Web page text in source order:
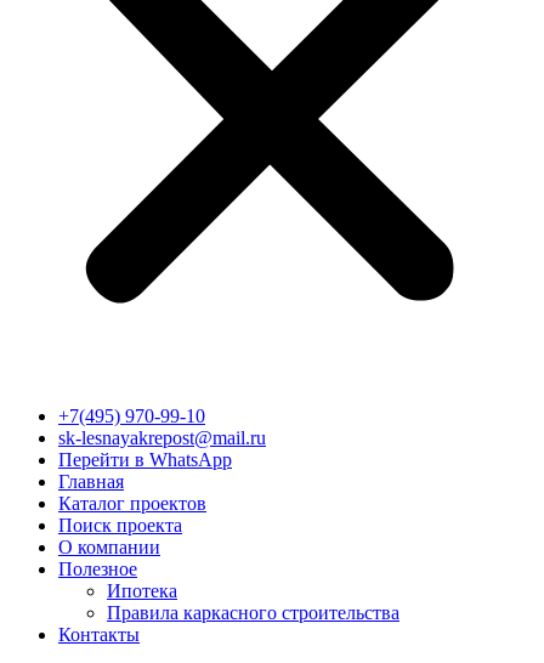
+7(495) 970-99-10
sk-lesnayakrepost@mail.ru
Перейти в WhatsApp
Главная
Каталог проектов
Поиск проекта
О компании
Полезное
Ипотека
Правила каркасного строительства
Контакты